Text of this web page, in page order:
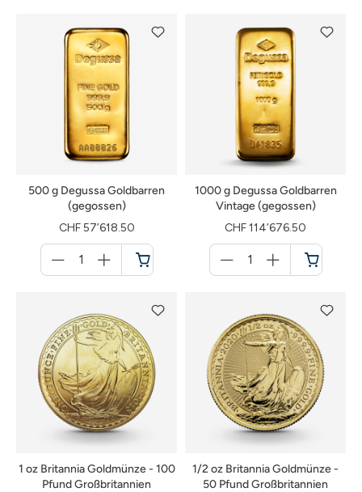
500 g Degussa Goldbarren
(gegossen)
CHF 57’618.50
für
Warenkorb
1000 g Degussa Goldbarren
Vintage (gegossen)
CHF 114’676.50
für
Warenkorb
1 oz Britannia Goldmünze - 100
Pfund Großbritannien
1/2 oz Britannia Goldmünze -
50 Pfund Großbritannien